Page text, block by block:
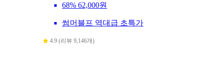
68% 62,000원
썸머블프 역대급 초특가
4.9 (리뷰 9,146개)